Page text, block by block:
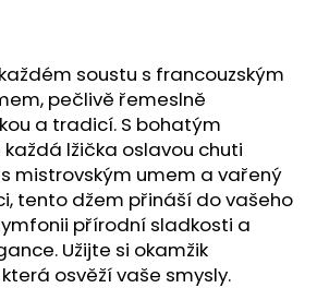
soustu s francouzským
pečlivě řemeslně
a tradicí. S bohatým
každá lžička oslavou chuti
mistrovským umem a vařený
tento džem přináší do vašeho
přírodní sladkosti a
Užijte si okamžik
osvěží vaše smysly.
HLEDAT